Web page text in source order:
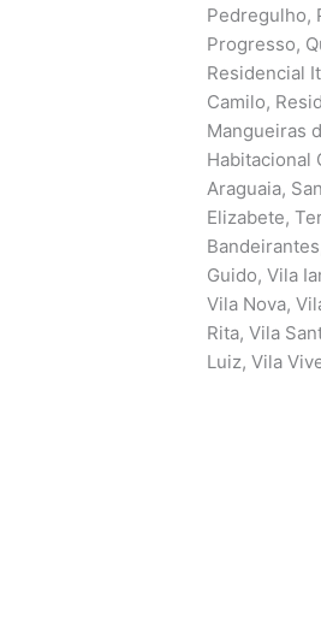
Pedregulho,
Progresso,
Residencial
Camilo,
Mangueiras
Habitacional
Araguaia,
Elizabete,
Guido, Vila
Vila Nova,
Rita, Vila
Luiz, Vila